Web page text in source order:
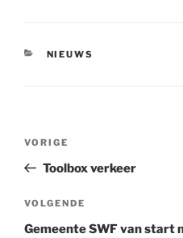
CATEGORIEËN
NIEUWS
Vorig
bericht
VORIGE
Toolbox verkeer
Volgend
bericht
VOLGENDE
Gemeente SWF van start